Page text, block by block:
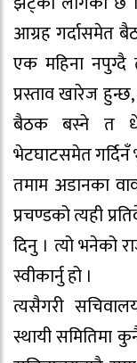
आग्रह गर्दासमेत
एक महिना नपुग्दै
प्रस्ताव खारेज
बैठक बस्ने त
भेटघाटसमेत गर्दिनँ
तमाम अडानका
प्रचण्डको त्यही
दिनु । त्यो भनेको
स्वीकार्नु हो ।
त्यसैगरी
स्थायी समितिमा